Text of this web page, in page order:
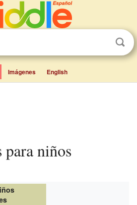
Imágenes English
para niños